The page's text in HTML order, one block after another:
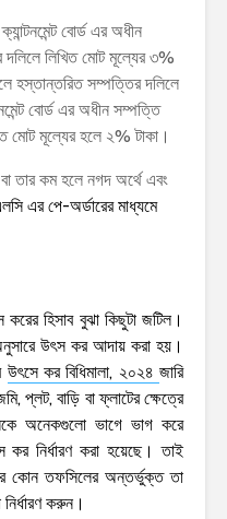
বোর্ড এর অধীন
লিখিত মোট মূল্যের ৩%
হস্তান্তরিত সম্পত্তির দলিলে
বোর্ড এর অধীন সম্পত্তি
মোট মূল্যের হলে ২% টাকা।
তার কম হলে নগদ অর্থে এবং
এর পে-অর্ডারের মাধ্যমে
করের হিসাব বুঝা কিছুটা জটিল।
উৎস কর আদায় করা হয়।
উৎসে কর বিধিমালা, ২০২৪জারি
প্লট, বাড়ি বা ফ্লাটের ক্ষেত্রে
অনেকগুলো ভাগে ভাগ করে
নির্ধারণ করা হয়েছে। তাই
কোন তফসিলের অন্তর্ভুক্ত তা
করুন।